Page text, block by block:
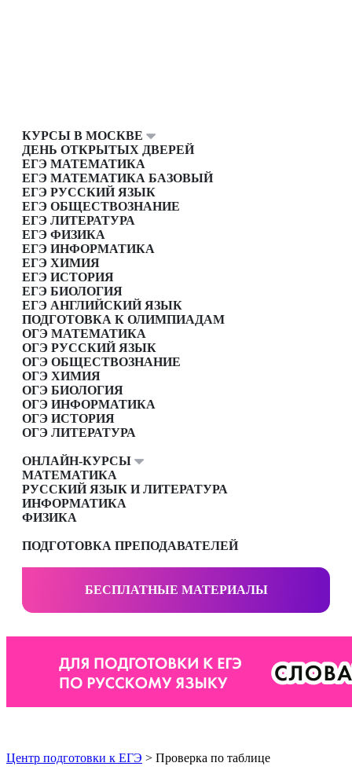
КУРСЫ В МОСКВЕ
ДЕНЬ ОТКРЫТЫХ ДВЕРЕЙ
ЕГЭ МАТЕМАТИКА
ЕГЭ МАТЕМАТИКА БАЗОВЫЙ
ЕГЭ РУССКИЙ ЯЗЫК
ЕГЭ ОБЩЕСТВОЗНАНИЕ
ЕГЭ ЛИТЕРАТУРА
ЕГЭ ФИЗИКА
ЕГЭ ИНФОРМАТИКА
ЕГЭ ХИМИЯ
ЕГЭ ИСТОРИЯ
ЕГЭ БИОЛОГИЯ
ЕГЭ АНГЛИЙСКИЙ ЯЗЫК
ПОДГОТОВКА К ОЛИМПИАДАМ
ОГЭ МАТЕМАТИКА
ОГЭ РУССКИЙ ЯЗЫК
ОГЭ ОБЩЕСТВОЗНАНИЕ
ОГЭ ХИМИЯ
ОГЭ БИОЛОГИЯ
ОГЭ ИНФОРМАТИКА
ОГЭ ИСТОРИЯ
ОГЭ ЛИТЕРАТУРА
ОНЛАЙН-КУРСЫ
МАТЕМАТИКА
РУССКИЙ ЯЗЫК И ЛИТЕРАТУРА
ИНФОРМАТИКА
ФИЗИКА
ПОДГОТОВКА ПРЕПОДАВАТЕЛЕЙ
БЕСПЛАТНЫЕ МАТЕРИАЛЫ
Центр подготовки к ЕГЭ > Проверка по таблице